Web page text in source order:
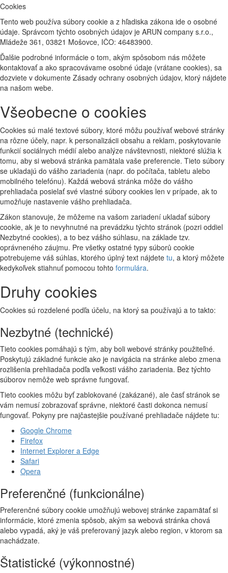
Cookies
Tento web používa súbory cookie a z hľadiska zákona ide o osobné
údaje. Správcom týchto osobných údajov je ARUN company s.r.o.,
Mládeže 361, 03821 Mošovce, IČO: 46483900.
Ďalšie podrobné informácie o tom, akým spôsobom nás môžete
kontaktovať a ako spracovávame osobné údaje (vrátane cookies), sa
dozviete v dokumente Zásady ochrany osobných údajov, ktorý nájdete
na našom webe.
Všeobecne o cookies
Cookies sú malé textové súbory, ktoré môžu používať webové stránky
na rôzne účely, napr. k personalizácii obsahu a reklam, poskytovanie
funkcií sociálnych médií alebo analýze návštevnosti, niektoré slúžia k
tomu, aby si webová stránka pamätala vaše preferencie. Tieto súbory
se ukladajú do vášho zariadenia (napr. do počítača, tabletu alebo
mobilného telefónu). Každá webová stránka môže do vášho
prehliadača posielať své vlastné súbory cookies len v prípade, ak to
umožňuje nastavenie vášho prehliadača.
Zákon stanovuje, že môžeme na vašom zariadení ukladať súbory
cookie, ak je to nevyhnutné na prevádzku týchto stránok (pozri oddiel
Nezbytné cookies), a to bez vášho súhlasu, na základe tzv.
oprávneného záujmu. Pre všetky ostatné typy súborů cookie
potrebujeme váš súhlas, ktorého úplný text nájdete tu, a ktorý môžete
kedykoľvek stiahnuť pomocou tohto formulára.
Druhy cookies
Cookies sú rozdelené podľa účelu, na ktorý sa používajú a to takto:
Nezbytné (technické)
Tieto cookies pomáhajú s tým, aby boli webové stránky použiteľné.
Poskytujú základné funkcie ako je navigácia na stránke alebo zmena
rozlišenia prehliadača podľa veľkosti vášho zariadenia. Bez týchto
súborov nemôže web správne fungovať.
Tieto cookies môžu byť zablokované (zakázané), ale časť stránok se
vám nemusí zobrazovať správne, niektoré časti dokonca nemusí
fungovať. Pokyny pre najčastejšie používané prehliadače nájdete tu:
Google Chrome
Firefox
Internet Explorer a Edge
Safari
Opera
Preferenčné (funkcionálne)
Preferenčné súbory cookie umožňujú webovej stránke zapamätať si
informácie, ktoré zmenia spôsob, akým sa webová stránka chová
alebo vypadá, aký je váš preferovaný jazyk alebo region, v ktorom sa
nachádzate.
Štatistické (výkonnostné)